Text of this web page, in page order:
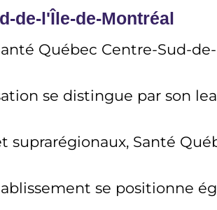
de-l'Île-de-Montréal
Québec Centre-Sud-
se distingue par son
suprarégionaux, Santé
se positionne